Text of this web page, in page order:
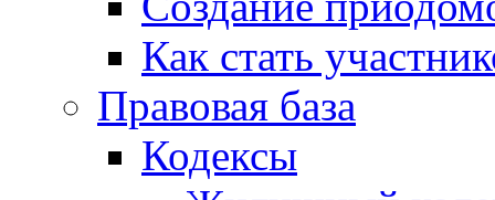
Как стать
Правовая база
Кодексы